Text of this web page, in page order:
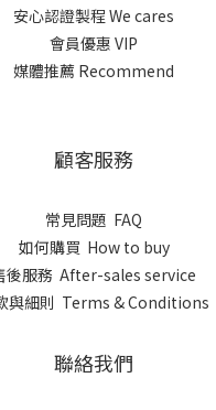
安心認證製程 We cares
會員優惠 VIP
媒體推薦 Recommend
顧客服務
常見問題 FAQ
如何購買 How to buy
後服務 After-sales service
與細則 Terms & Conditions
聯絡我們